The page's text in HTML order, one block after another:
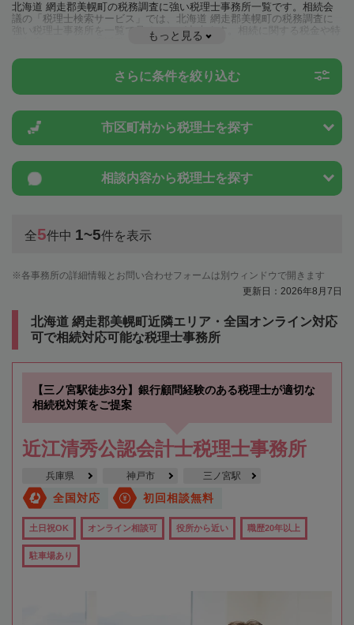
北海道 網走郡美幌町の税務調査に強い税理士事務所一覧です。相続会
議の「税理士検索サービス」では、北海道 網走郡美幌町の税務調査に
強い税理士事務所を一覧で見ることが出来ます。相続に関する税金や特
例制度のことは一度近隣の税理士に相談してみましょう。
もっと見る
さらに条件を絞り込む
市区町村から税理士を探す
相談内容から税理士を探す
全5件中 1~5件を表示
各事務所の詳細情報とお問い合わせフォームは別ウィンドウで開きます
更新日：2026年8月7日
北海道 網走郡美幌町近隣エリア・全国オンライン対応
可で相続対応可能な税理士事務所
【三ノ宮駅徒歩3分】銀行顧問経験のある税理士が適切な
相続税対策をご提案
近江清秀公認会計士税理士事務所
兵庫県 神戸市 三ノ宮駅
全国対応 初回相談無料
土日祝OK オンライン相談可 役所から近い 職歴20年以上
駐車場あり